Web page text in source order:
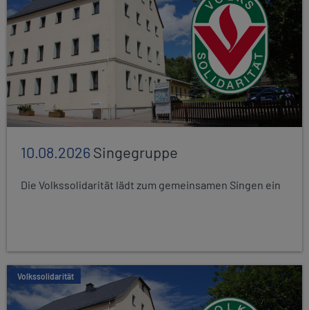
10.08.2026Singegruppe
Die Volkssolidarität lädt zum gemeinsamen Singen ein
Volkssolidarität